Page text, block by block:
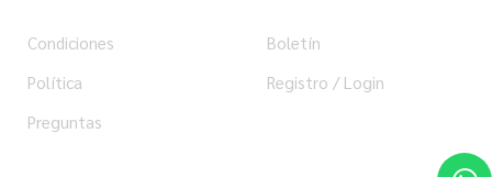
Condiciones
Política
Preguntas
Boletín
Registro / Login